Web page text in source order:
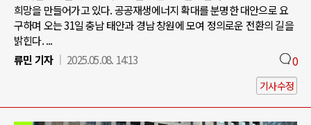
희망을 만들어가고 있다. 공공재생에너지 확대를 분명한 대안으로 요
구하며 오는 31일 충남 태안과 경남 창원에 모여 정의로운 전환의 길을
밝힌다. ...
류민 기자
2025.05.08. 14:13 0
기사수정